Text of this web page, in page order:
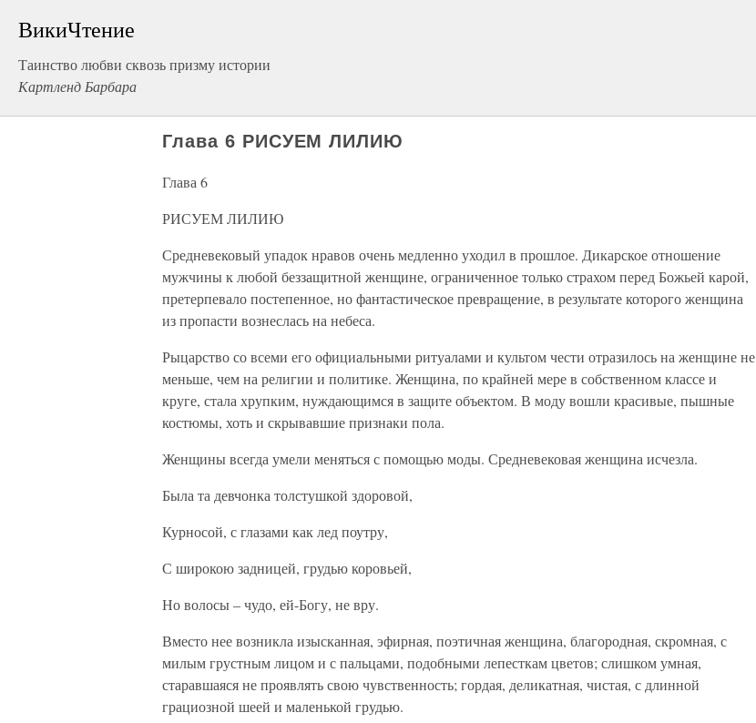
ВикиЧтение
Таинство любви сквозь призму истории
Картленд Барбара
Глава 6 РИСУЕМ ЛИЛИЮ
Глава 6
РИСУЕМ ЛИЛИЮ
Средневековый упадок нравов очень медленно уходил в прошлое. Дикарское отношение
мужчины к любой беззащитной женщине, ограниченное только страхом перед Божьей карой,
претерпевало постепенное, но фантастическое превращение, в результате которого женщина
из пропасти вознеслась на небеса.
Рыцарство со всеми его официальными ритуалами и культом чести отразилось на женщине не
меньше, чем на религии и политике. Женщина, по крайней мере в собственном классе и
круге, стала хрупким, нуждающимся в защите объектом. В моду вошли красивые, пышные
костюмы, хоть и скрывавшие признаки пола.
Женщины всегда умели меняться с помощью моды. Средневековая женщина исчезла.
Была та девчонка толстушкой здоровой,
Курносой, с глазами как лед поутру,
С широкою задницей, грудью коровьей,
Но волосы – чудо, ей-Богу, не вру.
Вместо нее возникла изысканная, эфирная, поэтичная женщина, благородная, скромная, с
милым грустным лицом и с пальцами, подобными лепесткам цветов; слишком умная,
старавшаяся не проявлять свою чувственность; гордая, деликатная, чистая, с длинной
грациозной шеей и маленькой грудью.